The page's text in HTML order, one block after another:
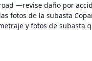
—revise daño por
fotos de la subasta
y fotos de subasta